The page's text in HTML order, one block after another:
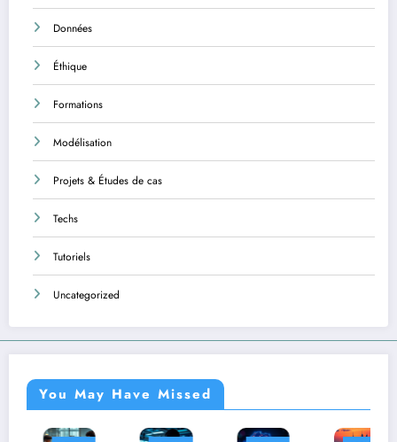
Données
Éthique
Formations
Modélisation
Projets & Études de cas
Techs
Tutoriels
Uncategorized
You May Have Missed